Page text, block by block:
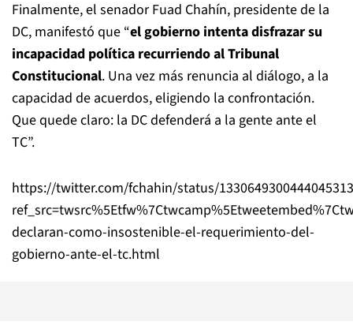
Finalmente, el senador Fuad Chahín, presidente de la
DC, manifestó que “el gobierno intenta disfrazar su
incapacidad política recurriendo al Tribunal
Constitucional. Una vez más renuncia al diálogo, a la
capacidad de acuerdos, eligiendo la confrontación.
Que quede claro: la DC defenderá a la gente ante el
TC”.
https://twitter.com/fchahin/status/
declaran-como-insostenible-el-requerimiento-del-
gobierno-ante-el-tc.html